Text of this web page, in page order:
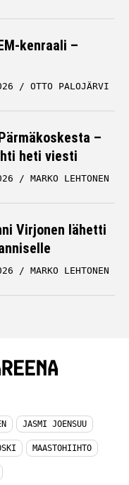
kenraali –
OTTO PALOJÄRVI
–
heti viesti
MARKO LEHTONEN
Virjonen lähetti
MARKO LEHTONEN
JASMI JOENSUU
MAASTOHIIHTO